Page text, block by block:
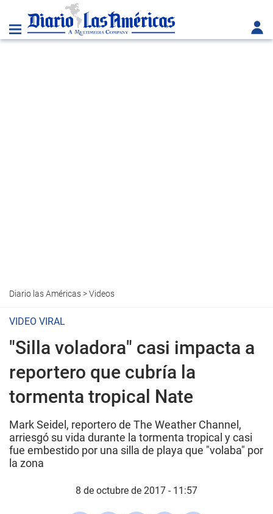
Diario las Américas>Videos
VIDEO VIRAL
"Silla voladora" casi impacta a
reportero que cubría la
tormenta tropical Nate
Mark Seidel, reportero de The Weather Channel,
arriesgó su vida durante la tormenta tropical y casi
fue embestido por una silla de playa que "volaba" por
la zona
8 de octubre de 2017 - 11:57